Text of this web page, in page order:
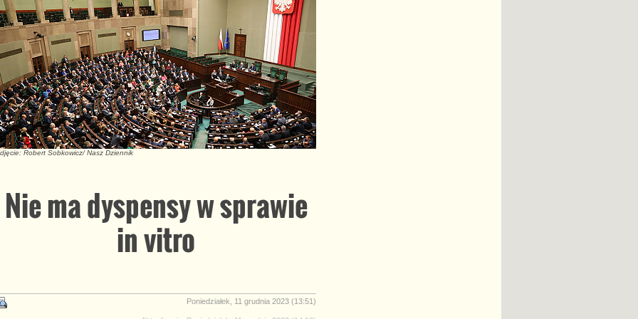
Robert Sobkowicz/ Nasz Dziennik
Nie ma dyspensy w sprawie
in vitro
Poniedziałek, 11 grudnia 2023 (13:51)